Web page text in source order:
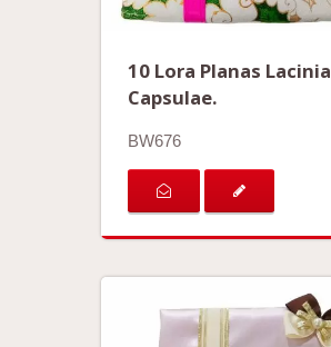
10 Lora Planas Lacinia
Capsulae.
BW676